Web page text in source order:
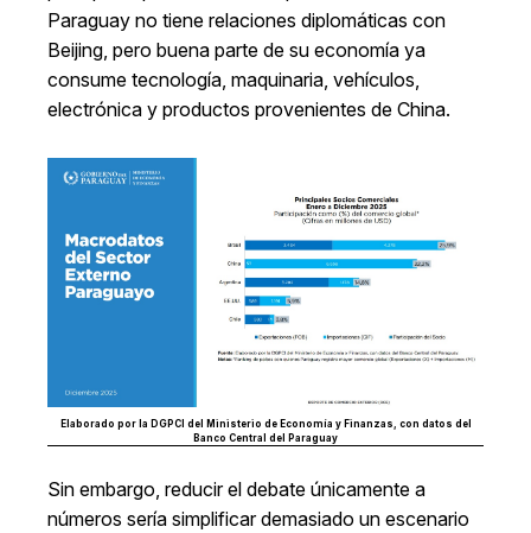
Paraguay no tiene relaciones diplomáticas con
Beijing, pero buena parte de su economía ya
consume tecnología, maquinaria, vehículos,
electrónica y productos provenientes de China.
Elaborado por la DGPCI del Ministerio de Economía y Finanzas, con datos del
Banco Central del Paraguay
Sin embargo, reducir el debate únicamente a
números sería simplificar demasiado un escenario